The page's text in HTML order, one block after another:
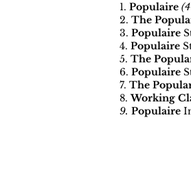
1. Populaire
2. The
3. Populaire
4. Populaire
5. The
6. Populaire
7. The
8.Working
9. Populaire